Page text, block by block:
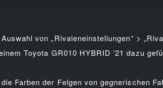
von „Rivaleneinstellungen“ >
Toyota GR010 HYBRID ‘21 dazu
Farben der Felgen von gegnerischen